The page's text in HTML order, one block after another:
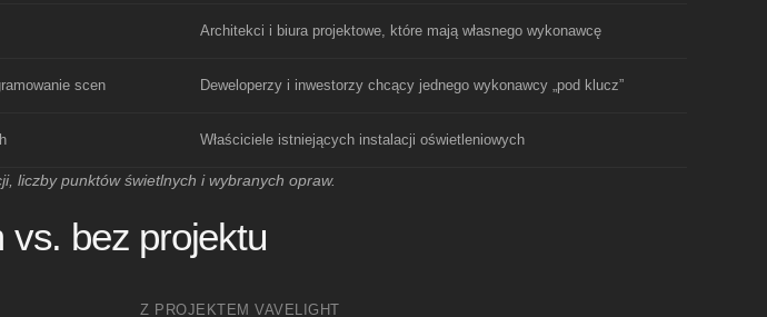
Architekci i biura projektowe, które mają własnego wykonawcę
scen Deweloperzy i inwestorzy chcący jednego wykonawcy „pod klucz”
Właściciele istniejących instalacji oświetleniowych
liczby punktów świetlnych i wybranych opraw.
vs. bez projektu
Z PROJEKTEM VAVELIGHT